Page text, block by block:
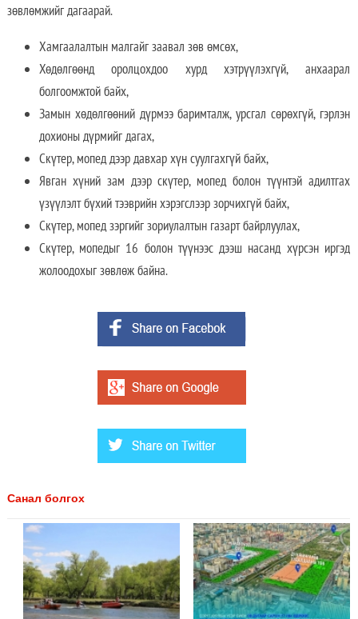
зөвлөмжийг дагаарай.
Хамгаалалтын малгайг заавал зөв өмсөх,
Хөдөлгөөнд оролцохдоо хурд хэтрүүлэхгүй, анхаарал
болгоомжтой байх,
Замын хөдөлгөөний дүрмээ баримталж, урсгал сөрөхгүй, гэрлэн
дохионы дүрмийг дагах,
Скүтер, мопед дээр давхар хүн суулгахгүй байх,
Явган хүний зам дээр скүтер, мопед болон түүнтэй адилтгах
үзүүлэлт бүхий тээврийн хэрэгслээр зорчихгүй байх,
Скүтер, мопед зэргийг зориулалтын газарт байрлуулах,
Скүтер, мопедыг 16 болон түүнээс дээш насанд хүрсэн иргэд
жолоодохыг зөвлөж байна.
Санал болгох